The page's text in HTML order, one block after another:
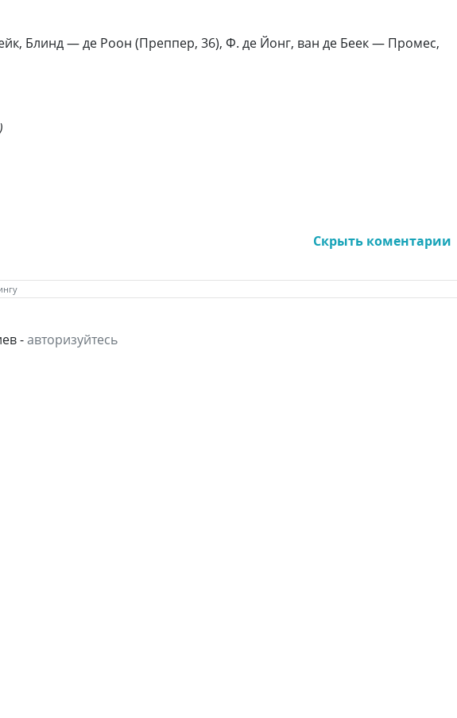
Блинд — де Роон (Преппер, 36), Ф. де Йонг, ван де Беек — Промес,
-авторизуйтесь